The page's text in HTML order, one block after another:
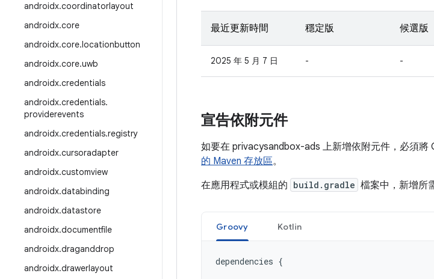
androidx.coordinatorlayout
androidx.core
androidx.core.locationbutton
androidx.core.uwb
androidx.credentials
androidx.credentials.
providerevents
androidx.credentials.registry
androidx.cursoradapter
androidx.customview
androidx.databinding
androidx.datastore
androidx.documentfile
androidx.draganddrop
androidx.drawerlayout
最近更新時間 穩定版 候選版
2025 年 5 月 7 日 - -
宣告依附元件
如要在 privacysandbox-ads 上新增依附元件，必須將
的 Maven 存放區。
在應用程式或模組的 build.gradle 檔案中，新增所
Groovy Kotlin
dependencies {